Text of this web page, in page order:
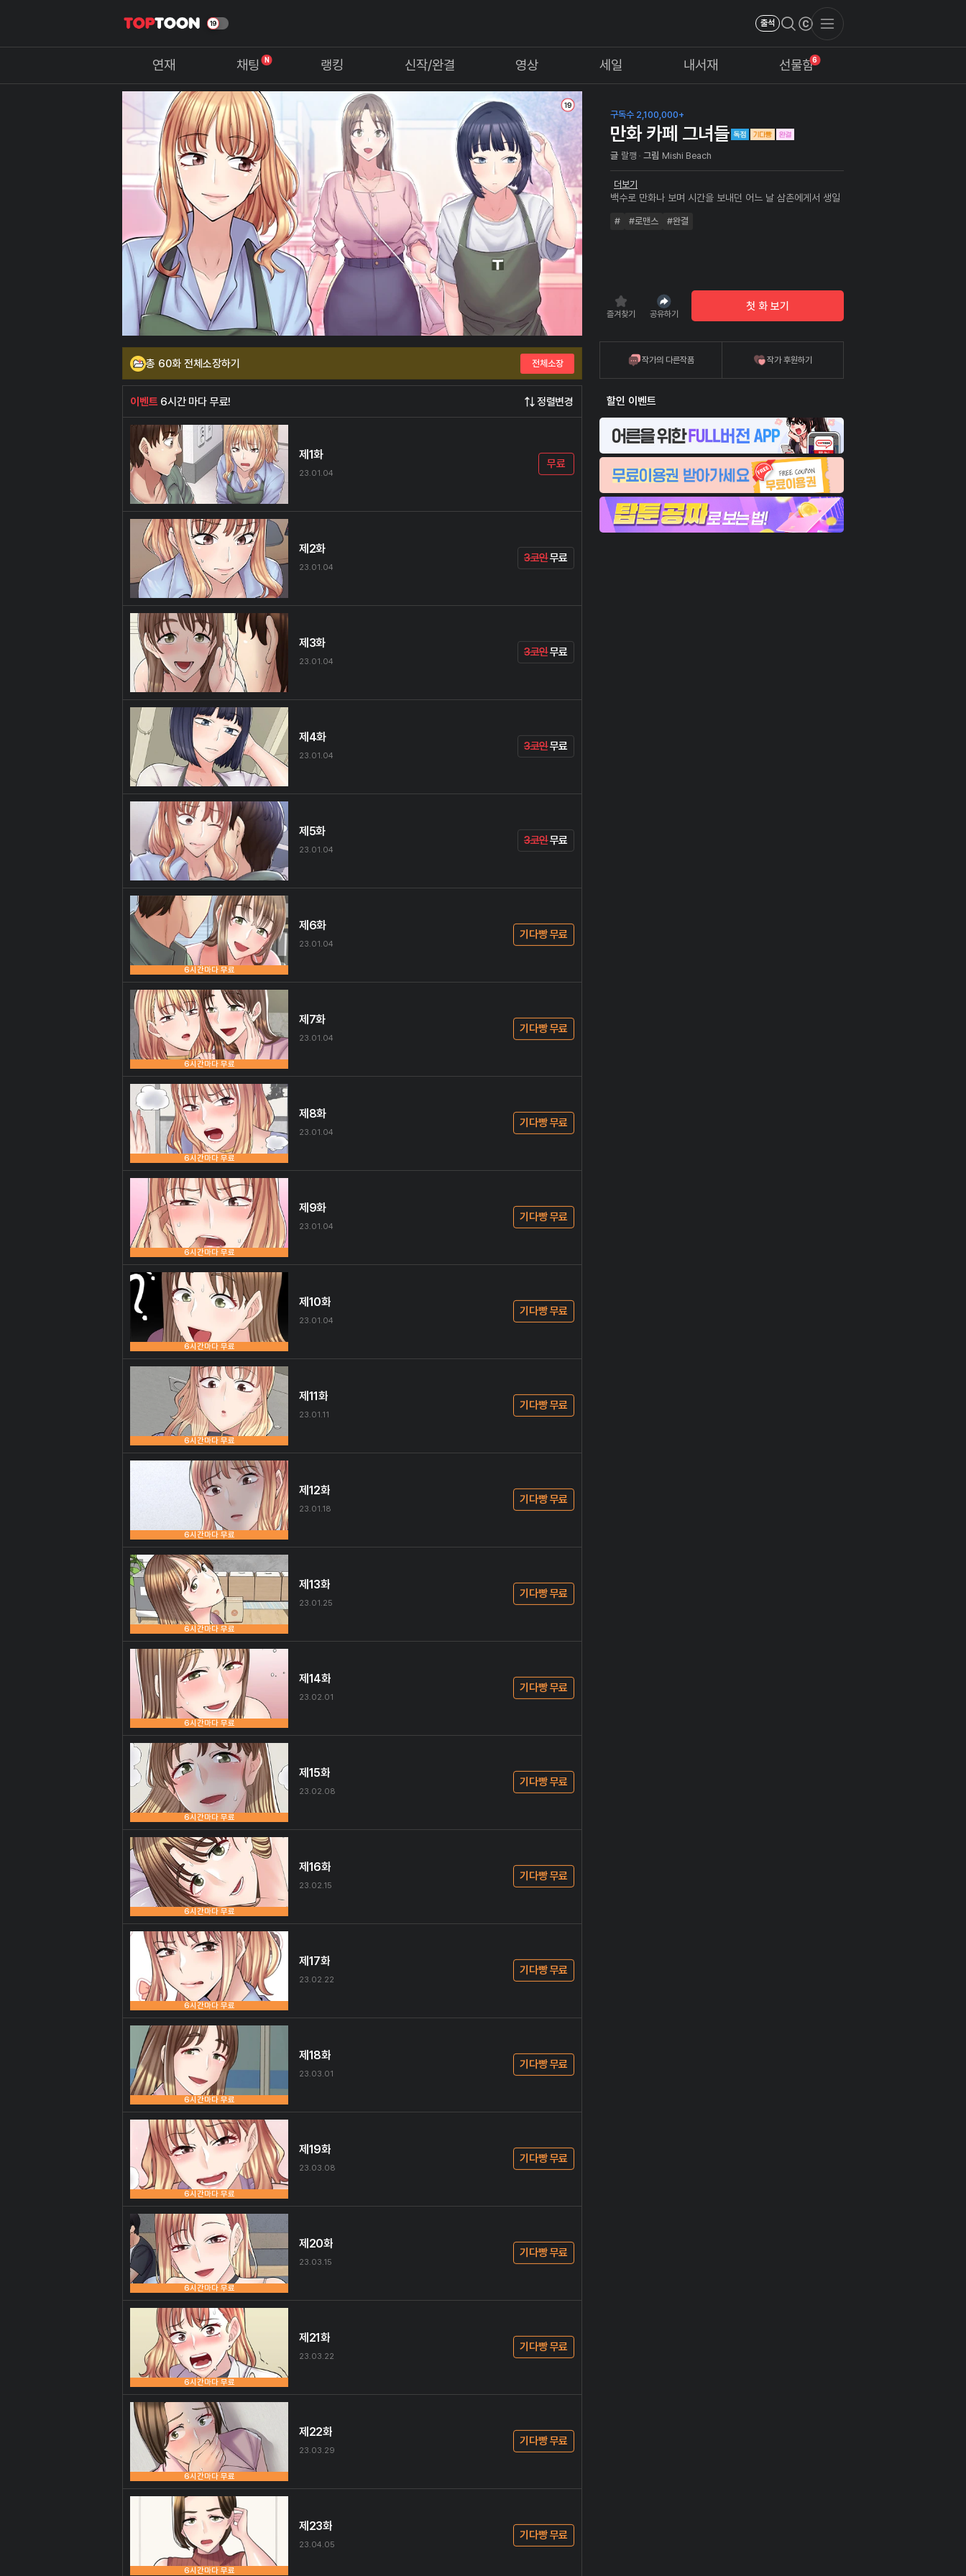
출석
연재 채팅 N 랭킹 신작/완결 영상 세일 내서재 6
선물함
구독수 2,100,000+
만화 카페 그녀들
글 랄깽 그림 Mishi Beach
더보기
백수로 만화나 보며 시간을 보내던 어느 날 삼촌에게서 생일
나를 괴롭혔던 일진녀 이지연을 알바생으로 만나게 되는데...
# #로맨스 #완결
즐겨찾기 공유하기
첫 화 보기
작가의 다른작품 작가 후원하기
할인 이벤트
총 60화 전체소장하기 전체소장
이벤트 6시간 마다 무료! 정렬변경
제1화
23.01.04
무료
제2화
23.01.04
3코인무료
제3화
23.01.04
3코인무료
제4화
23.01.04
3코인무료
제5화
23.01.04
3코인무료
6시간마다 무료
제6화
23.01.04
기다빵 무료
6시간마다 무료
제7화
23.01.04
기다빵 무료
6시간마다 무료
제8화
23.01.04
기다빵 무료
6시간마다 무료
제9화
23.01.04
기다빵 무료
6시간마다 무료
제10화
23.01.04
기다빵 무료
6시간마다 무료
제11화
23.01.11
기다빵 무료
6시간마다 무료
제12화
23.01.18
기다빵 무료
6시간마다 무료
제13화
23.01.25
기다빵 무료
6시간마다 무료
제14화
23.02.01
기다빵 무료
6시간마다 무료
제15화
23.02.08
기다빵 무료
6시간마다 무료
제16화
23.02.15
기다빵 무료
6시간마다 무료
제17화
23.02.22
기다빵 무료
6시간마다 무료
제18화
23.03.01
기다빵 무료
6시간마다 무료
제19화
23.03.08
기다빵 무료
6시간마다 무료
제20화
23.03.15
기다빵 무료
6시간마다 무료
제21화
23.03.22
기다빵 무료
6시간마다 무료
제22화
23.03.29
기다빵 무료
6시간마다 무료
제23화
23.04.05
기다빵 무료